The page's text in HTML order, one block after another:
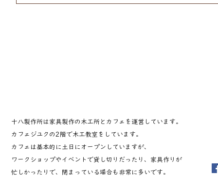
十八製作所は家具製作の木工所とカフェを運営しています。
カフェジユクの2階で木工教室をしています。
カフェは基本的に土日にオープンしていますが、
ワークショップやイベントで貸し切りだったり、家具作りが
忙しかったりで、閉まっている場合も非常に多いです。